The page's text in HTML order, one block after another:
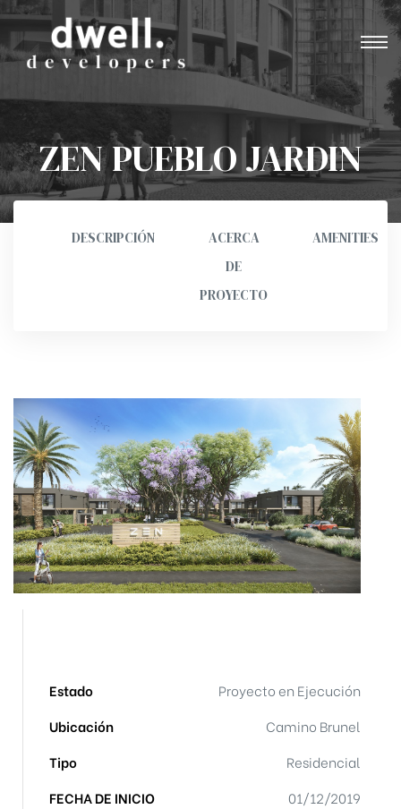
ZEN PUEBLO JARDIN
VISITAR SITIO
DESCRIPCIÓN
ACERCA
DE
PROYECTO
AMENITIES
Estado
Proyecto en Ejecución
Ubicación
Camino Brunel
Tipo
Residencial
FECHA DE INICIO
01/12/2019